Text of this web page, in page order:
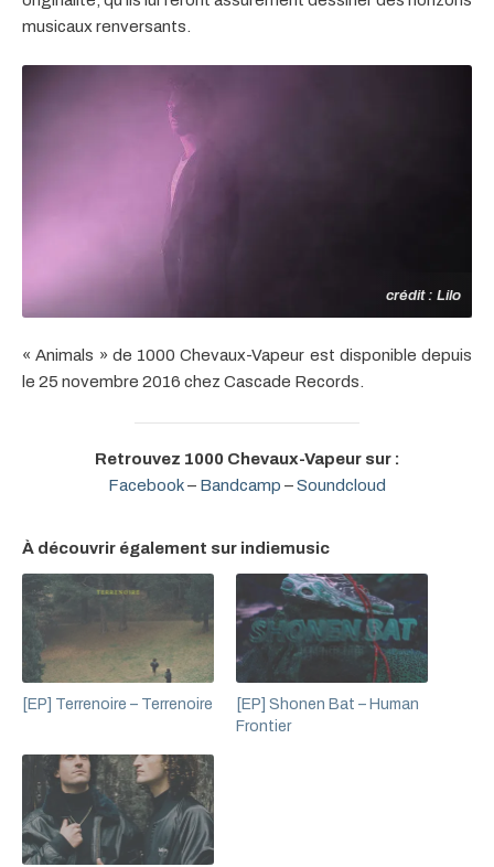
musicaux renversants.
crédit : Lilo
« Animals » de 1000 Chevaux-Vapeur est disponible depuis
le 25 novembre 2016 chez Cascade Records.
Retrouvez 1000 Chevaux-Vapeur sur :
Facebook– Bandcamp –Soundcloud
À découvrir également sur indiemusic
[EP] Terrenoire – Terrenoire
[EP] Shonen Bat – Human
Frontier